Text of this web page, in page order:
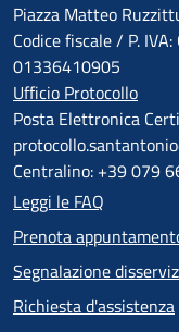
Piazza Matteo
Codice fiscale / P.
01336410905
Ufficio Protocollo
Posta Elettronica
Centralino: +39 079
Leggi le FAQ
Prenota
Segnalazione
Richiesta d'assistenza